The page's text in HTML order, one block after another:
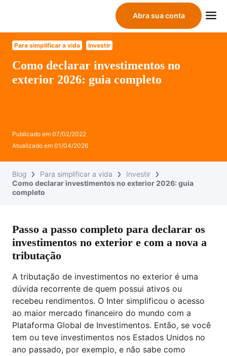
Abra sua conta
Para simplificar a vida Investir
Como declarar investimentos no
exterior 2026: guia completo
Publicado em 07/02/2022
Atualizado em 01/04/2026
Blog Para simplificar a vida
Investir
Como declarar investimentos no exterior 2026: guia
completo
Passo a passo completo para declarar os
investimentos no exterior e com a nova a
tributação
A tributação de investimentos no exterior é uma
dúvida recorrente de quem possui ativos ou
recebeu rendimentos. O Inter simplificou o acesso
ao maior mercado financeiro do mundo com a
Plataforma Global de Investimentos. Então, se você
tem ou teve investimentos nos Estados Unidos no
ano passado, por exemplo, e não sabe como